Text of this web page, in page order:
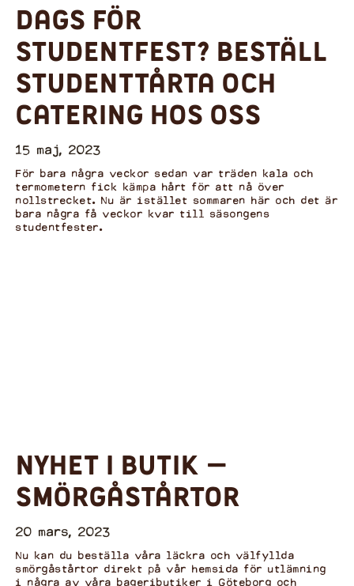
Dags för
studentfest? Beställ
studenttårta och
catering hos oss
15 maj, 2023
För bara några veckor sedan var träden kala och
termometern fick kämpa hårt för att nå över
nollstrecket. Nu är istället sommaren här och det är
bara några få veckor kvar till säsongens
studentfester.
Nyhet i butik –
smörgåstårtor
20 mars, 2023
Nu kan du beställa våra läckra och välfyllda
smörgåstårtor direkt på vår hemsida för utlämning
i några av våra bageributiker i Göteborg och